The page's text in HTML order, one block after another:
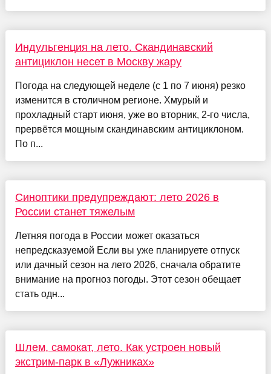
Индульгенция на лето. Скандинавский
антициклон несет в Москву жару
Погода на следующей неделе (с 1 по 7 июня) резко
изменится в столичном регионе. Хмурый и
прохладный старт июня, уже во вторник, 2-го числа,
прервётся мощным скандинавским антициклоном.
По п...
Синоптики предупреждают: лето 2026 в
России станет тяжелым
Летняя погода в России может оказаться
непредсказуемой Если вы уже планируете отпуск
или дачный сезон на лето 2026, сначала обратите
внимание на прогноз погоды. Этот сезон обещает
стать одн...
Шлем, самокат, лето. Как устроен новый
экстрим-парк в «Лужниках»